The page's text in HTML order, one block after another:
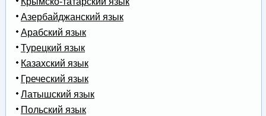
Азербайджанский язык
Арабский язык
Турецкий язык
Казахский язык
Греческий язык
Латышский язык
Польский язык